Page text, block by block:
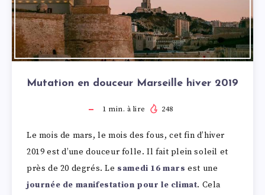
Mutation en douceur Marseille hiver 2019
1 min. à lire 248
Le mois de mars, le mois des fous, cet fin d’hiver
2019 est d’une douceur folle. Il fait plein soleil et
près de 20 degrés. Le samedi 16 mars est une
journée de manifestation pour le climat. Cela